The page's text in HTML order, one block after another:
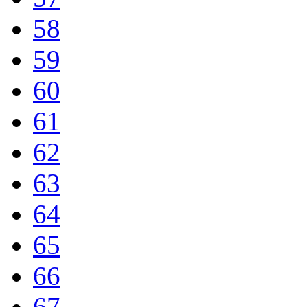
58
59
60
61
62
63
64
65
66